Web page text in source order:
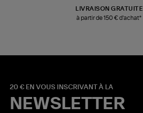
LIVRAISON GRATUITE
à partir de 150 € d'achat*
20 € EN VOUS INSCRIVANT À LA
NEWSLETTER